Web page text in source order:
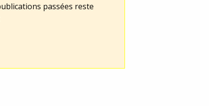
passées reste